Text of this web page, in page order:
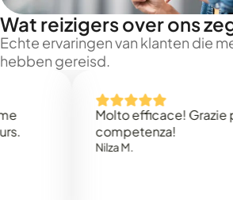
Wat reizigers over ons
Echte ervaringen van klanten die
hebben gereisd.
Molto efficace! Grazie per la
competenza!